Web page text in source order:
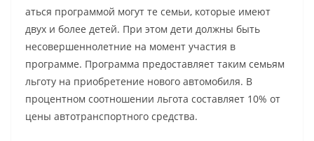
аться программой могут те семьи, которые имеют
двух и более детей. При этом дети должны быть
несовершеннолетние на момент участия в
программе. Программа предоставляет таким семьям
льготу на приобретение нового автомобиля. В
процентном соотношении льгота составляет 10% от
цены автотранспортного средства.